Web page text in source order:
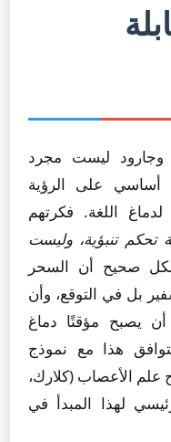
وجارود ليست مجرد
أساسي على الرؤية
اللغة. فكرتهم
تحكم تنبؤية، وليست
صحيح أن السحر
بل في التوقع، وأن
يصبح مؤقتًا دماغ
هذا مع نموذج
علم الأعصاب (كلارك،
لهذا المبدأ في